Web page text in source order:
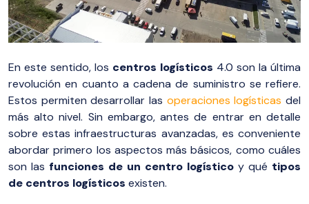
En este sentido, los centros logísticos 4.0 son la última
revolución en cuanto a cadena de suministro se refiere.
Estos permiten desarrollar las operaciones logísticas del
más alto nivel. Sin embargo, antes de entrar en detalle
sobre estas infraestructuras avanzadas, es conveniente
abordar primero los aspectos más básicos, como cuáles
son las funciones de un centro logístico y qué tipos
de centros logísticos existen.